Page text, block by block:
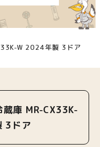
W 2024年製 3ドア
庫 MR-CX33K-
3ドア